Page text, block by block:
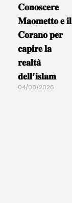
𝐂𝐨𝐧𝐨𝐬𝐜𝐞𝐫𝐞
𝐌𝐚𝐨𝐦𝐞𝐭𝐭𝐨 𝐞 𝐢𝐥
𝐂𝐨𝐫𝐚𝐧𝐨 𝐩𝐞𝐫
𝐜𝐚𝐩𝐢𝐫𝐞 𝐥𝐚
𝐫𝐞𝐚𝐥𝐭𝐚̀
𝐝𝐞𝐥𝐥’𝐢𝐬𝐥𝐚𝐦
04/08/2026